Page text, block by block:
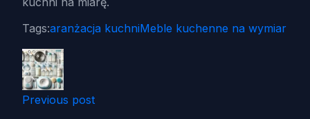
Tags:aranżacja kuchniMeble kuchenne na wymiar
Previous post